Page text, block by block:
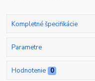
Kompletné špecifikácie
Parametre
Hodnotenie 0